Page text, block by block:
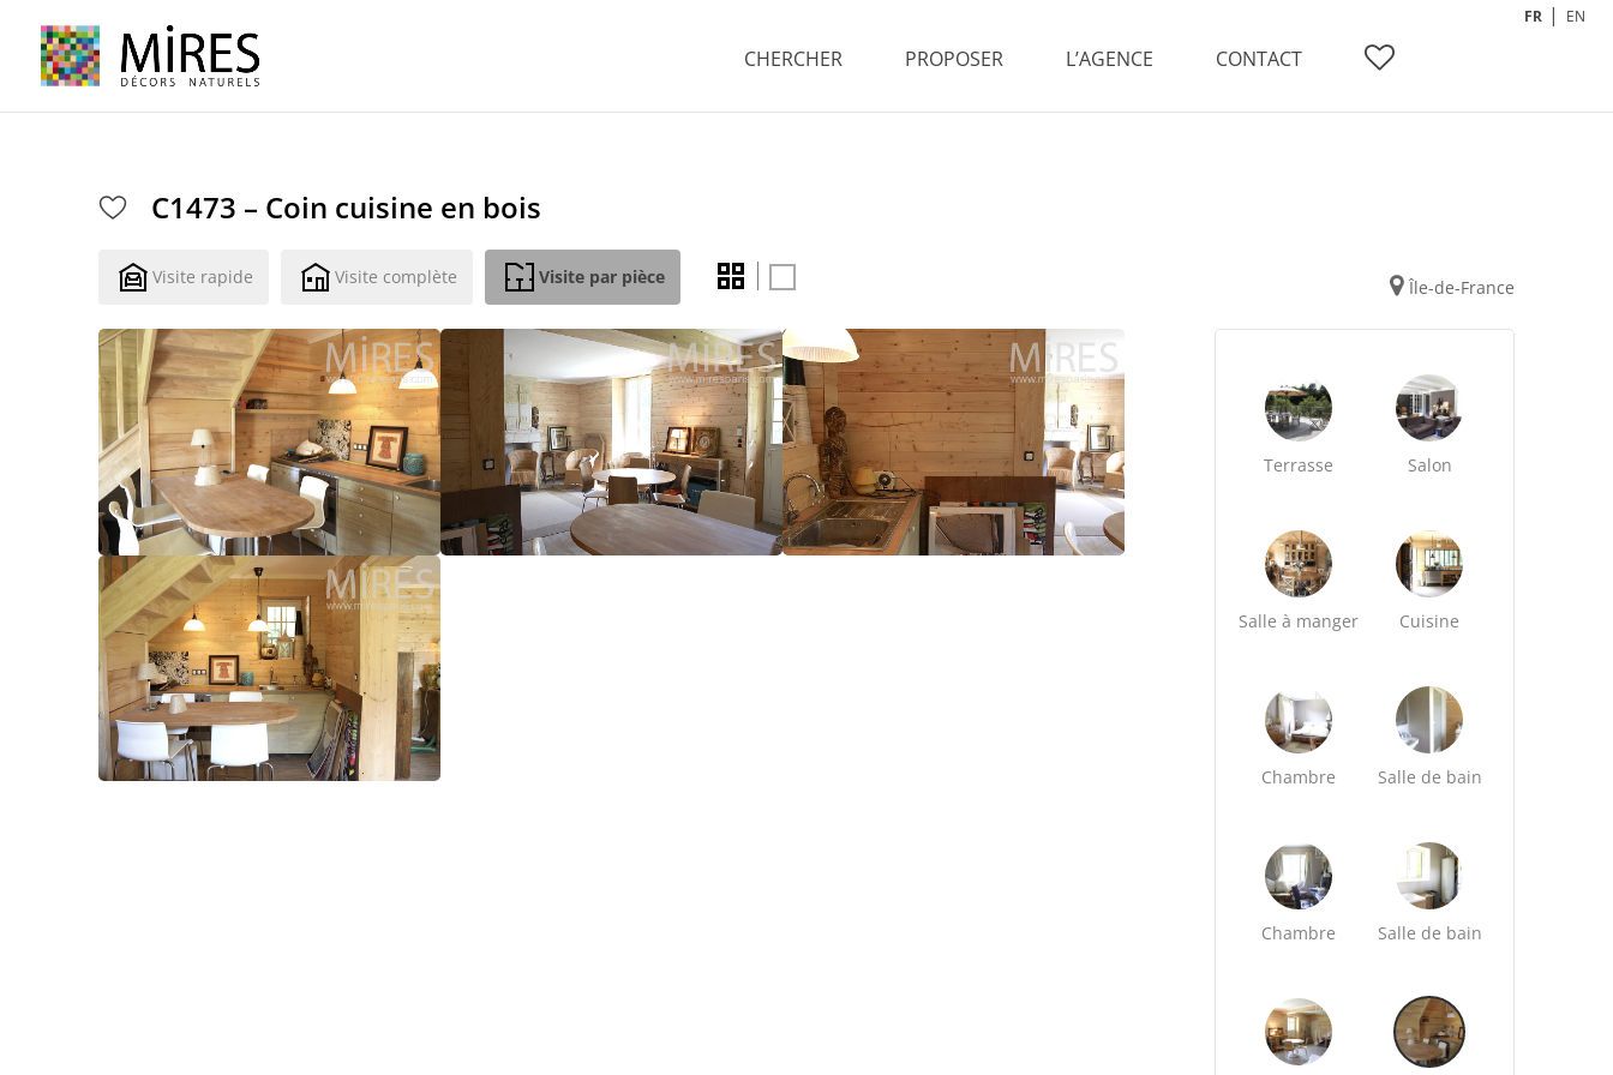
CHERCHER PROPOSER L’AGENCE CONTACT
FR EN
C1473 – Coin cuisine en bois
Visite rapide Visite complète Visite par pièce Île-de-France
Terrasse Salon
Salle à manger Cuisine
Chambre Salle de bain
Chambre Salle de bain